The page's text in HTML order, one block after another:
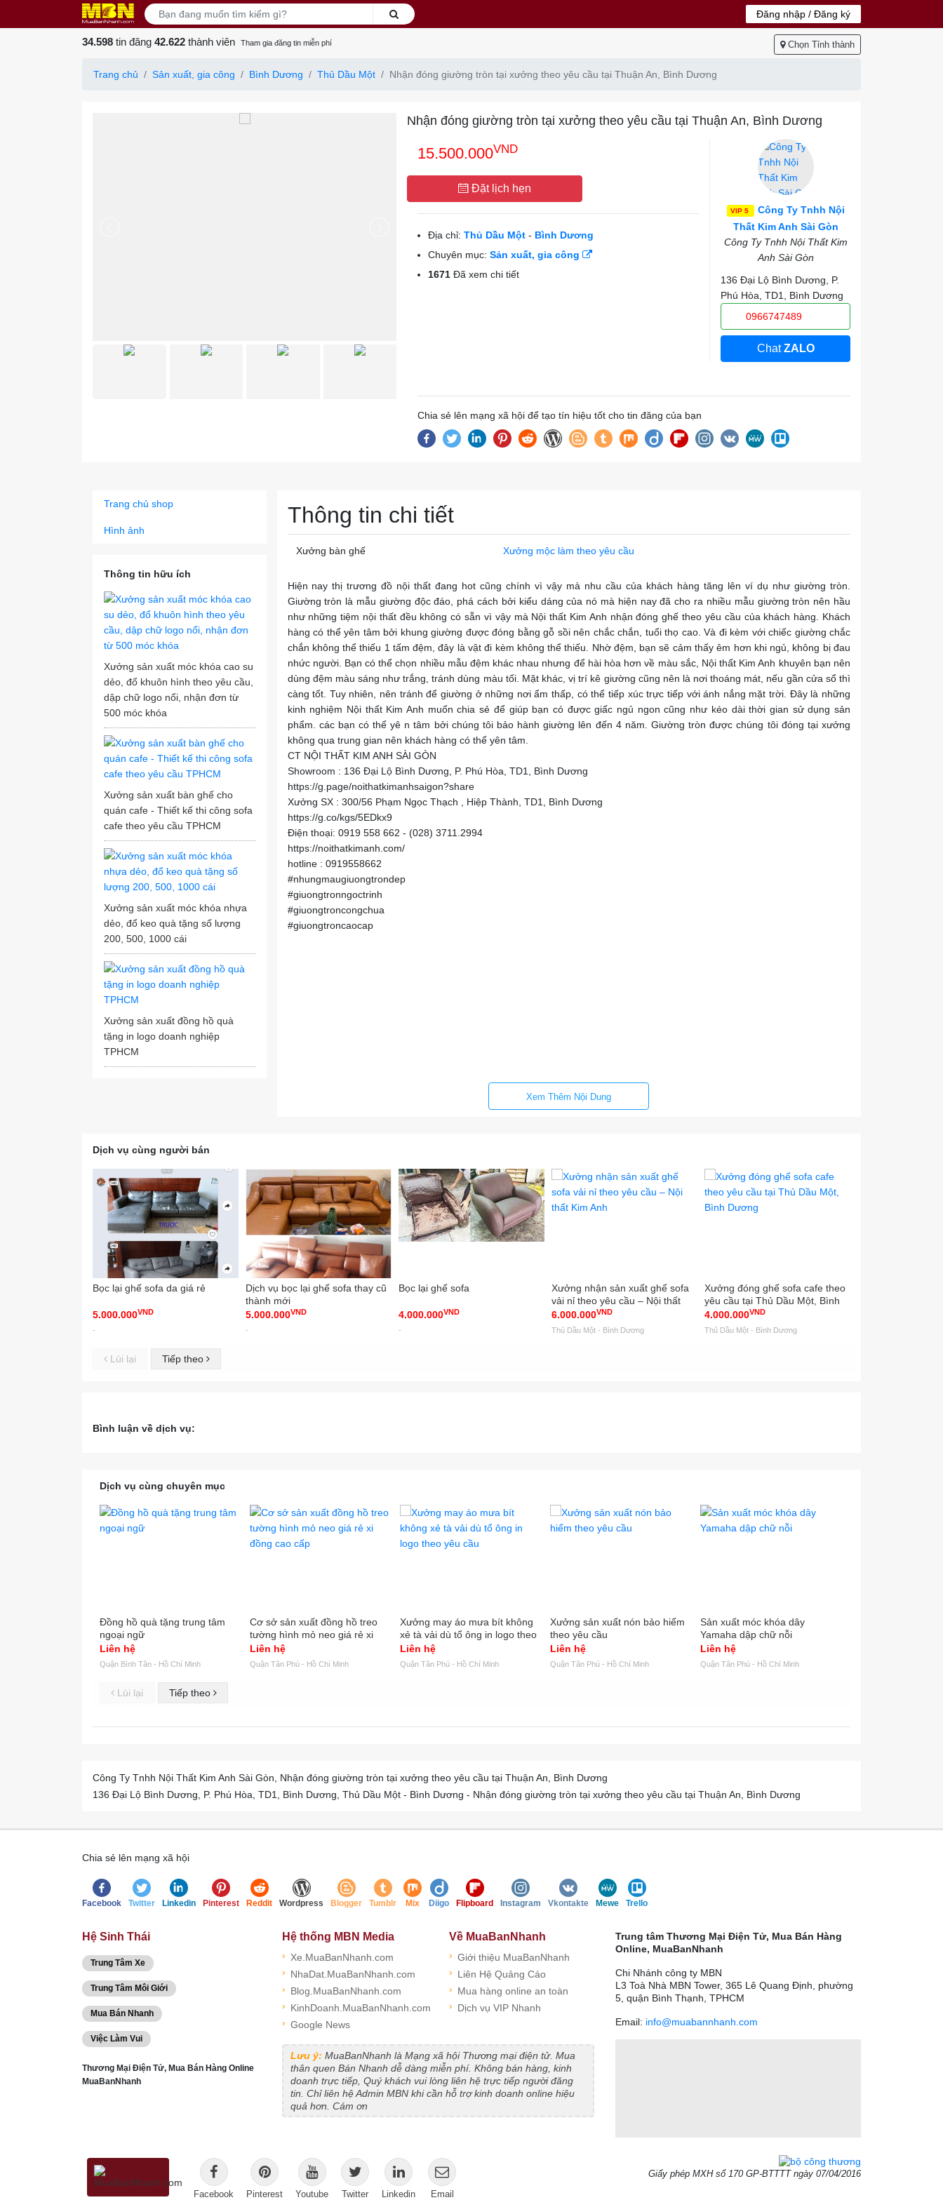
Đăng nhập / Đăng ký
34.598 tin đăng 42.622 thành viên Tham gia đăng tin miễn phí Chọn Tỉnh thành
Trang chủ Sản xuất, gia công Bình Dương Thủ Dầu Một Nhận đóng giường tròn tại xưởng theo yêu cầu tại Thuận An, Bình Dương
Nhận đóng giường tròn tại xưởng theo yêu cầu tại Thuận An, Bình Dương
15.500.000VND
Đặt lịch hẹn
Địa chỉ: Thủ Dầu Một - Bình Dương
Chuyên mục: Sản xuất, gia công
1671Đã xem chi tiết
VIP 5
Công Ty Tnhh Nội
Thất Kim Anh Sài Gòn
Công Ty Tnhh Nội Thất Kim
Anh Sài Gòn
136 Đại Lộ Bình Dương, P.
Phú Hòa, TD1, Bình Dương
0966747489
ChatZALO
Chia sẻ lên mạng xã hội để tạo tín hiệu tốt cho tin đăng của bạn
Trang chủ shop
Hình ảnh
Thông tin hữu ích
Xưởng sản xuất móc khóa cao su
dẻo, đổ khuôn hình theo yêu cầu,
dập chữ logo nổi, nhận đơn từ
500 móc khóa
Xưởng sản xuất bàn ghế cho
quán cafe - Thiết kế thi công sofa
cafe theo yêu cầu TPHCM
Xưởng sản xuất móc khóa nhựa
dẻo, đổ keo quà tặng số lượng
200, 500, 1000 cái
Xưởng sản xuất đồng hồ quà
tặng in logo doanh nghiệp
TPHCM
Thông tin chi tiết
Xưởng bàn ghế Xưởng mộc làm theo yêu cầu
Hiện nay thị trương đồ nội thất đang hot cũng chính vì vậy mà nhu cầu của khách hàng tăng lên ví dụ như giường tròn.
Giường tròn là mẫu giường độc đáo, phá cách bởi kiểu dáng của nó mà hiện nay đã cho ra nhiều mẫu giường tròn nên hầu
như những tiệm nội thất đều không có sẵn vì vậy mà Nội thất Kim Anh nhận đóng ghế theo yêu cầu của khách hàng. Khách
hàng có thể yên tâm bởi khung giường được đóng bằng gỗ sồi nên chắc chắn, tuổi thọ cao. Và đi kèm với chiếc giường chắc
chắn không thể thiếu 1 tấm đệm, đây là vật đi kèm không thể thiếu. Nhờ đệm, bạn sẽ cảm thấy êm hơn khi ngủ, không bị đau
nhức người. Bạn có thể chọn nhiều mẫu đệm khác nhau nhưng để hài hòa hơn về màu sắc, Nội thất Kim Anh khuyên bạn nên
dùng đệm màu sáng như trắng, tránh dùng màu tối. Mặt khác, vị trí kê giường cũng nên là nơi thoáng mát, nếu gần cửa sổ thì
càng tốt. Tuy nhiên, nên tránh để giường ở những nơi ẩm thấp, có thể tiếp xúc trực tiếp với ánh nắng mặt trời. Đây là những
kinh nghiệm Nội thất Kim Anh muốn chia sẻ để giúp bạn có được giấc ngủ ngon cũng như kéo dài thời gian sử dụng sản
phẩm. các bạn có thể yê n tâm bởi chúng tôi bảo hành giường lên đến 4 năm. Giường tròn được chúng tôi đóng tại xưởng
không qua trung gian nên khách hàng có thể yên tâm.
CT NỘI THẤT KIM ANH SÀI GÒN
Showroom : 136 Đại Lộ Bình Dương, P. Phú Hòa, TD1, Bình Dương
https://g.page/noithatkimanhsaigon?share
Xưởng SX : 300/56 Phạm Ngọc Thạch , Hiệp Thành, TD1, Bình Dương
https://g.co/kgs/5EDkx9
Điện thoại: 0919 558 662 - (028) 3711.2994
https://noithatkimanh.com/
hotline : 0919558662
#nhungmaugiuongtrondep
#giuongtronngoctrinh
#giuongtroncongchua
#giuongtroncaocap
Xem Thêm Nội Dung
Dịch vụ cùng người bán
Bọc lại ghế sofa da giá rẻ
5.000.000VND
-
Dịch vụ bọc lại ghế sofa thay cũ
thành mới
5.000.000VND
-
Bọc lại ghế sofa
4.000.000VND
-
Xưởng nhận sản xuất ghế sofa
vải nỉ theo yêu cầu – Nội thất
Kim Anh
6.000.000VND
Thủ Dầu Một - Bình Dương
Xưởng đóng ghế sofa cafe theo
yêu cầu tại Thủ Dầu Một, Bình
Dương
4.000.000VND
Thủ Dầu Một - Bình Dương
Lùi lại Tiếp theo
Bình luận về dịch vụ:
Dịch vụ cùng chuyên mục
Đồng hồ quà tặng trung tâm
ngoại ngữ
Liên hệ
Quận Bình Tân - Hồ Chí Minh
Cơ sở sản xuất đồng hồ treo
tường hình mỏ neo giá rẻ xi
đồng cao cấp
Liên hệ
Quận Tân Phú - Hồ Chí Minh
Xưởng may áo mưa bít không
xẻ tà vải dù tổ ông in logo theo
yêu cầu
Liên hệ
Quận Tân Phú - Hồ Chí Minh
Xưởng sản xuất nón bảo hiểm
theo yêu cầu
Liên hệ
Quận Tân Phú - Hồ Chí Minh
Sản xuất móc khóa dây
Yamaha dập chữ nỗi
Liên hệ
Quận Tân Phú - Hồ Chí Minh
Lùi lại Tiếp theo
Công Ty Tnhh Nội Thất Kim Anh Sài Gòn, Nhận đóng giường tròn tại xưởng theo yêu cầu tại Thuận An, Bình Dương
136 Đại Lộ Bình Dương, P. Phú Hòa, TD1, Bình Dương, Thủ Dầu Một - Bình Dương - Nhận đóng giường tròn tại xưởng theo yêu cầu tại Thuận An, Bình Dương
Chia sẻ lên mạng xã hội
Facebook Twitter Linkedin Pinterest Reddit Wordpress Blogger Tumblr Mix Diigo Flipboard Instagram Vkontakte Mewe Trello
Hệ Sinh Thái
Trung Tâm Xe
Trung Tâm Môi Giới
Mua Bán Nhanh
Việc Làm Vui
Thương Mại Điện Tử, Mua Bán Hàng Online
MuaBanNhanh
Hệ thống MBN Media
› Xe.MuaBanNhanh.com
› NhaDat.MuaBanNhanh.com
› Blog.MuaBanNhanh.com
› KinhDoanh.MuaBanNhanh.com
› Google News
Về MuaBanNhanh
› Giới thiệu MuaBanNhanh
› Liên Hệ Quảng Cáo
› Mua hàng online an toàn
› Dịch vụ VIP Nhanh
Lưu ý: MuaBanNhanh là Mạng xã hội Thương mại điện tử. Mua
thân quen Bán Nhanh dễ dàng miễn phí. Không bán hàng, kinh
doanh trực tiếp, Quý khách vui lòng liên hệ trực tiếp người đăng
tin. Chỉ liên hệ Admin MBN khi cần hỗ trợ kinh doanh online hiệu
quả hơn. Cám ơn
Trung tâm Thương Mại Điện Tử, Mua Bán Hàng
Online, MuaBanNhanh
Chi Nhánh công ty MBN
L3 Toà Nhà MBN Tower, 365 Lê Quang Định, phường
5, quận Bình Thạnh, TPHCM
Email: info@muabannhanh.com
Facebook Pinterest Youtube Twitter Linkedin Email
Giấy phép MXH số 170 GP-BTTTT ngày 07/04/2016